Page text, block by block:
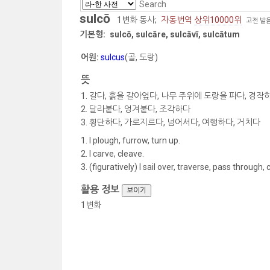
sulcō 1변화 동사; 자동번역 상위10000위 고전 발
기본형: sulcō, sulcāre, sulcāvī, sulcātum
어원: sulcus(골, 도랑)
뜻
갈다, 흙을 갈아엎다, 나무 주위에 도랑을 파다, 경작
달라붙다, 엉겨붙다, 조각하다
횡단하다, 가로지르다, 넘어서다, 여행하다, 거치다
I plough, furrow, turn up.
I carve, cleave.
(figuratively) I sail over, traverse, pass through,
활용 정보 보이기
1변화